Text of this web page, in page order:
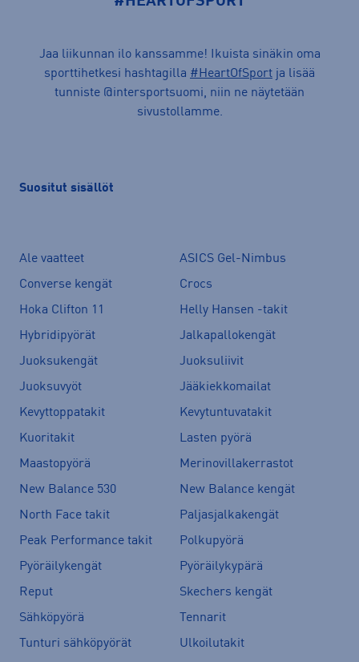
Jaa liikunnan ilo kanssamme! Ikuista sinäkin oma
sporttihetkesi hashtagilla #HeartOfSport ja lisää
tunniste @intersportsuomi, niin ne näytetään
sivustollamme.
Suositut sisällöt
Ale vaatteet
ASICS Gel-Nimbus
Converse kengät
Crocs
Hoka Clifton 11
Helly Hansen -takit
Hybridipyörät
Jalkapallokengät
Juoksukengät
Juoksuliivit
Juoksuvyöt
Jääkiekkomailat
Kevyttoppatakit
Kevytuntuvatakit
Kuoritakit
Lasten pyörä
Maastopyörä
Merinovillakerrastot
New Balance 530
New Balance kengät
North Face takit
Paljasjalkakengät
Peak Performance takit
Polkupyörä
Pyöräilykengät
Pyöräilykypärä
Reput
Skechers kengät
Sähköpyörä
Tennarit
Tunturi sähköpyörät
Ulkoilutakit